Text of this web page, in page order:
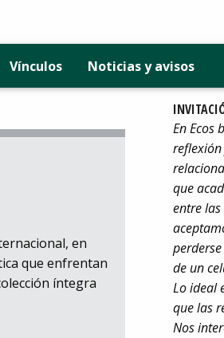
Vínculos Noticias y avisos
en
que enfrentan
íntegra
En Ecos
reflexión
que
entre
de un
Lo ideal
que las
Nos